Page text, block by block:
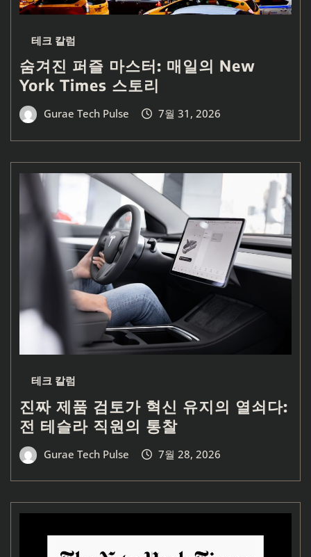
테크 칼럼
숨겨진 퍼즐 마스터: 매일의 New
York Times 스토리
Gurae Tech Pulse 7월 31, 2026
테크 칼럼
진짜 제품 검토가 혁신 유지의 열쇠다:
전 테슬라 직원의 통찰
Gurae Tech Pulse 7월 28, 2026